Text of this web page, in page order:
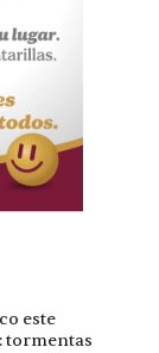
este
tormentas